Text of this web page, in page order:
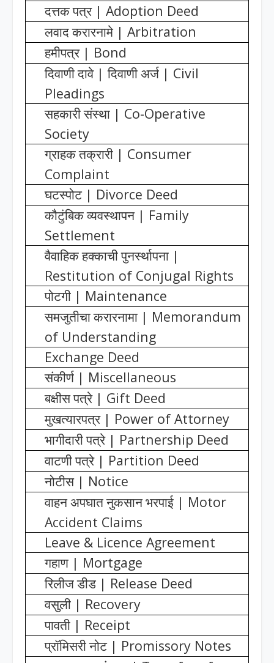
दत्तक पत्र | Adoption Deed
लवाद करारनामे | Arbitration
हमीपत्र | Bond
दिवाणी दावे |दिवाणी अर्ज | Civil
Pleadings
सहकारी संस्था | Co-Operative
Society
ग्राहक तक्रारी | Consumer
Complaint
घटस्पोट | Divorce Deed
कौटुंबिक व्यवस्थापन | Family
Settlement
वैवाहिक हक्काची पुनर्स्थापना |
Restitution of Conjugal Rights
पोटगी | Maintenance
समजुतीचा करारनामा | Memorandum
of Understanding
Exchange Deed
संकीर्ण | Miscellaneous
बक्षीस पत्रे | Gift Deed
मुखत्यारपत्र | Power of Attorney
भागीदारी पत्रे | Partnership Deed
वाटणी पत्रे | Partition Deed
नोटीस | Notice
वाहन अपघात नुकसान भरपाई | Motor
Accident Claims
Leave & Licence Agreement
गहाण | Mortgage
रिलीज डीड | Release Deed
वसुली | Recovery
पावती | Receipt
प्रॉमिसरी नोट | Promissory Notes